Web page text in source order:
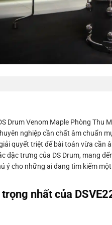
Drum Venom Maple Phòng
nghiệp cần chất âm chuẩn
quyết triệt để bài toán vừa cần
đặc trưng của DS Drum, mang
ý cho những ai đang tìm kiếm
nhất của